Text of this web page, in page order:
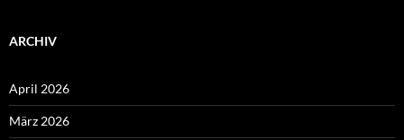
ARCHIV
April 2026
März 2026